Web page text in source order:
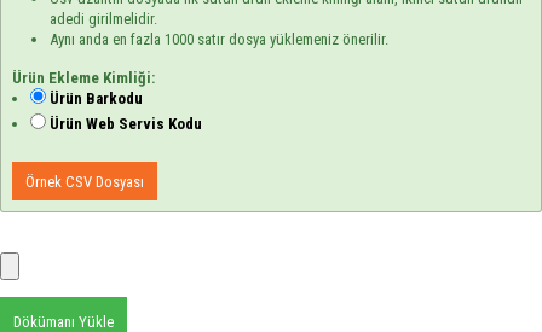
adedi girilmelidir.
Aynı anda en fazla 1000 satır dosya yüklemeniz önerilir.
Ürün Ekleme Kimliği:
Ürün Barkodu
Ürün Web Servis Kodu
Örnek CSV Dosyası
Dökümanı Yükle